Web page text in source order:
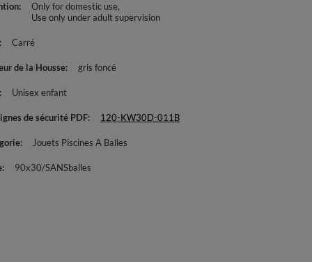
Only for domestic use
Use only under adult supervision
Carré
de la Housse gris foncé
Unisex enfant
de sécurité PDF 120-KW30D-011B
Jouets Piscines A Balles
90x30/SANSballes